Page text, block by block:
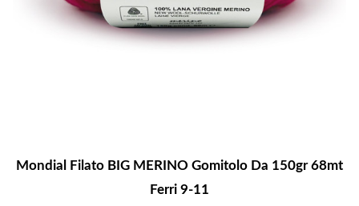
Mondial Filato BIG MERINO Gomitolo Da 150gr 68mt
Ferri 9-11